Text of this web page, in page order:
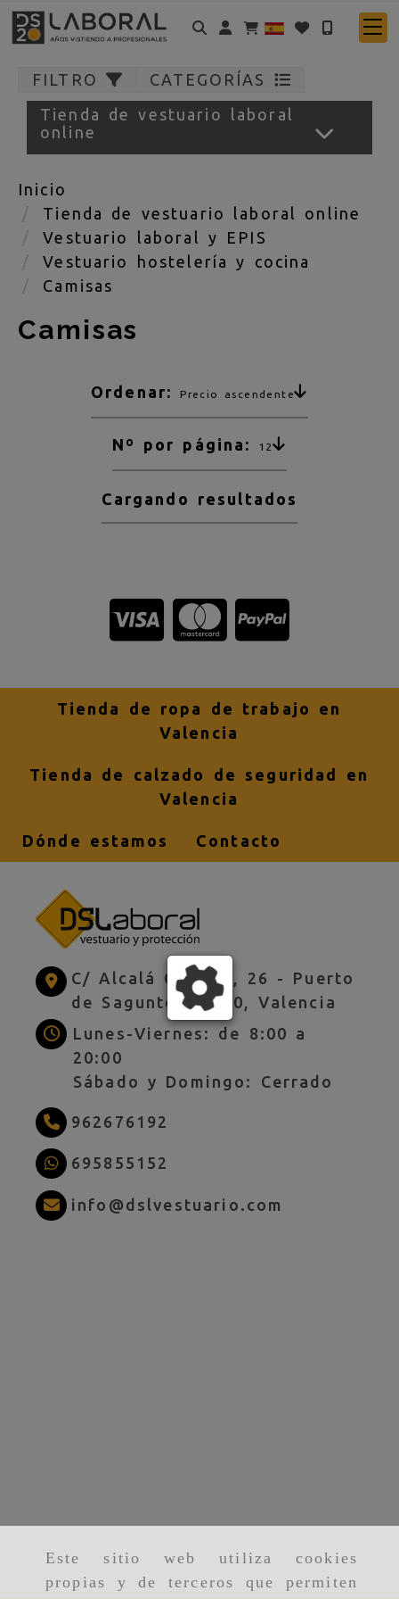
Este sitio web utiliza cookies
propias y de terceros que permiten
Identifícate
FILTRO
CATEGORÍAS
Tienda de vestuario laboral
online
Inicio
Tienda de vestuario laboral online
Vestuario laboral y EPIS
Vestuario hostelería y cocina
Camisas
Camisas
Ordenar: Precio ascendente
Nº por página: 12
Cargando resultados
Tienda de ropa de trabajo en
Valencia
Tienda de calzado de seguridad en
Valencia
Dónde estamos Contacto
C/ Alcalá Galiano, 26 - Puerto
de Sagunto, 46520, Valencia
Lunes-Viernes: de 8:00 a
20:00
Sábado y Domingo: Cerrado
962676192
695855152
info dslvestuario.com